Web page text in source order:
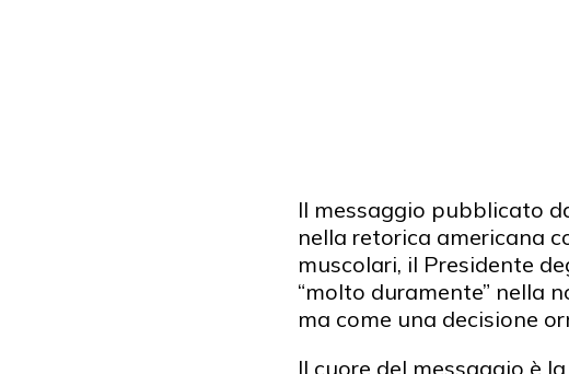
Il messaggio pubblicato
nella retorica americana
muscolari, il Presidente
“molto duramente” nella
ma come una decisione
Il cuore del messaggio è